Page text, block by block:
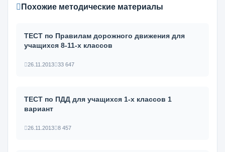
Похожие методические материалы
ТЕСТ по Правилам дорожного движения для
учащихся 8-11-х классов
26.11.2013 33 647
ТЕСТ по ПДД для учащихся 1-х классов 1
вариант
26.11.2013 8 457